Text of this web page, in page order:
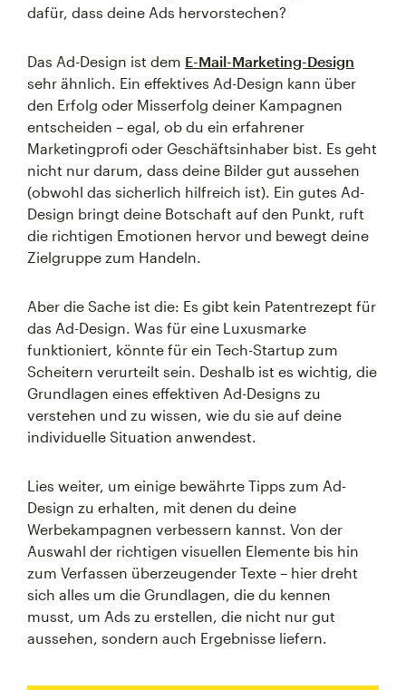
dafür, dass deine Ads hervorstechen?
Das Ad-Design ist dem E-Mail-Marketing-Design
sehr ähnlich. Ein effektives Ad-Design kann über
den Erfolg oder Misserfolg deiner Kampagnen
entscheiden – egal, ob du ein erfahrener
Marketingprofi oder Geschäftsinhaber bist. Es geht
nicht nur darum, dass deine Bilder gut aussehen
(obwohl das sicherlich hilfreich ist). Ein gutes Ad-
Design bringt deine Botschaft auf den Punkt, ruft
die richtigen Emotionen hervor und bewegt deine
Zielgruppe zum Handeln.
Aber die Sache ist die: Es gibt kein Patentrezept für
das Ad-Design. Was für eine Luxusmarke
funktioniert, könnte für ein Tech-Startup zum
Scheitern verurteilt sein. Deshalb ist es wichtig, die
Grundlagen eines effektiven Ad-Designs zu
verstehen und zu wissen, wie du sie auf deine
individuelle Situation anwendest.
Lies weiter, um einige bewährte Tipps zum Ad-
Design zu erhalten, mit denen du deine
Werbekampagnen verbessern kannst. Von der
Auswahl der richtigen visuellen Elemente bis hin
zum Verfassen überzeugender Texte – hier dreht
sich alles um die Grundlagen, die du kennen
musst, um Ads zu erstellen, die nicht nur gut
aussehen, sondern auch Ergebnisse liefern.